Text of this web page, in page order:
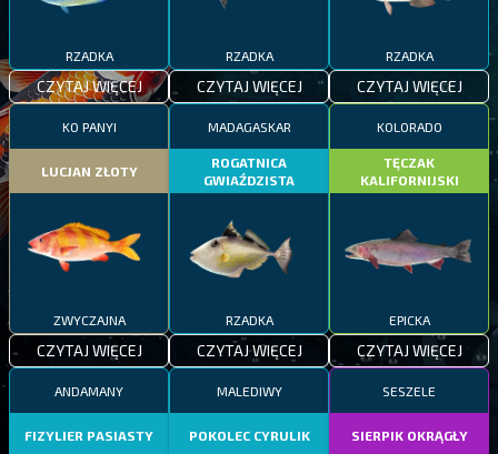
RZADKA
CZYTAJ WIĘCEJ
RZADKA
CZYTAJ WIĘCEJ
RZADKA
CZYTAJ WIĘCEJ
KO PANYI
LUCJAN ZŁOTY
ZWYCZAJNA
CZYTAJ WIĘCEJ
MADAGASKAR
ROGATNICA
GWIAŹDZISTA
RZADKA
CZYTAJ WIĘCEJ
KOLORADO
TĘCZAK
KALIFORNIJSKI
EPICKA
CZYTAJ WIĘCEJ
ANDAMANY
FIZYLIER PASIASTY
MALEDIWY
POKOLEC CYRULIK
SESZELE
SIERPIK OKRĄGŁY